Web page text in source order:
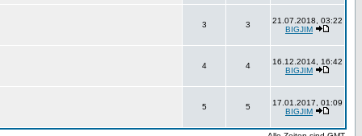
3 3
21.07.2018, 03:22
BIGJIM
4 4
16.12.2014, 16:42
BIGJIM
5 5
17.01.2017, 01:09
BIGJIM